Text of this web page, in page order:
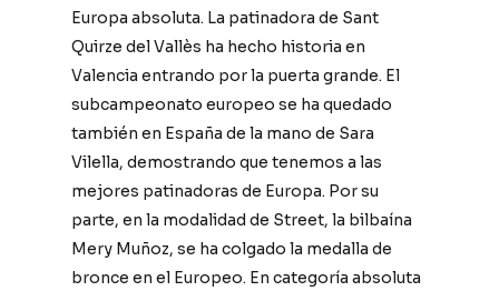
Europa absoluta. La patinadora de Sant
Quirze del Vallès ha hecho historia en
Valencia entrando por la puerta grande. El
subcampeonato europeo se ha quedado
también en España de la mano de Sara
Vilella, demostrando que tenemos a las
mejores patinadoras de Europa. Por su
parte, en la modalidad de Street, la bilbaína
Mery Muñoz, se ha colgado la medalla de
bronce en el Europeo. En categoría absoluta